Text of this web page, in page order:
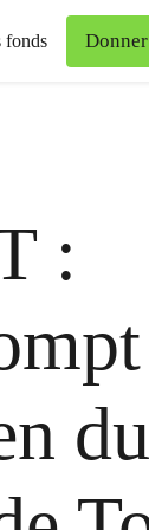
fonds Donner
:
du